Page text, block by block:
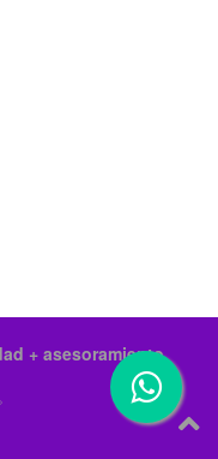
+ asesoramiento